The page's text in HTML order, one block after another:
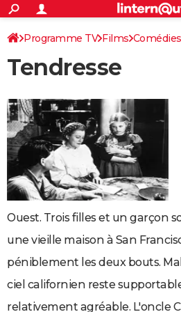
ACTUALITÉS
Politique
Société
Faits Divers
Education
Monde
Villes
+
SPORT
Coupe du monde 2026
Football
Tennis
Cyclisme
Rugby
Forum
CULTURE
Programme TV
TNT
Streaming
Cinéma
Sorties cinéma
Musique
+
FINANCE
Retraite
Impôts
Epargne
Immobilier
Risques naturels par ville
Banque
Assurance
Crédit
AUTO
Essais
Réserver un essai
Citadines
Berlines
SUV
Forum auto
+
HIGH-TECH
Mobiles
Meilleur smartphone
Internet
Ordinateurs
Jeux vidéo
Guide high-tech
+
BRICOLAGE
Forum
Aménagement intérieur
Extérieur
Cuisine
Salle de bains
Jardinage
Rangement
+WEEK-END
Guides de France
Escapades
Patrimoine
Expositions
Musées
Week-end nature
+
LIFESTYLE
Art de vivre
Bien-être
Loisirs
Mode
Modes de vie
+
VOYAGE
S'inscrire
Connexion
Programme TV Films
Tendresse
Ouest. Trois filles et un garçon
une vieille maison à San
péniblement les deux bouts.
ciel californien reste
relativement agréable. L'oncle